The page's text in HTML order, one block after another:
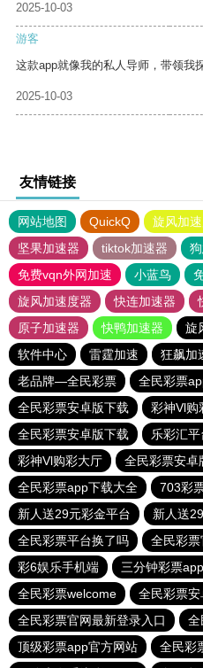
2025-10-03
游客
这款app就像我的私人导师，带领我
2025-10-03
友情链接
网站地图 QuickQ 旋风加
坚果加速器
tiktok加速器
免费vqn外网加速
小蓝鸟
旋风加速度器
快连加速器
原子加速器
快鸭加速器 旋
软件中心
雷霆加速 狂飙加
老品牌—全民彩票
全民彩票
全民彩票安卓版下载
彩神Vl购
全民彩票安卓版下载
乐彩汇
彩神Vl购彩大厅
全民彩票安卓
全民彩票app下载大全
703彩
新人送29元彩金平台
新人送
全民彩票平台换了吗
全民彩
彩6娱乐手机端
三分钟彩票
全民彩票welcome
全民彩票安
全民彩票官网最新登录入口
全
顶级彩票app官方网站
全民彩